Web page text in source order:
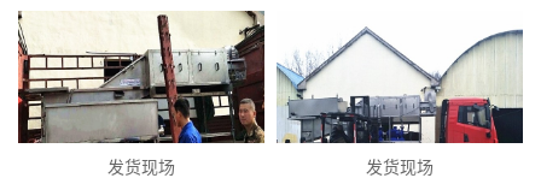
发货现场 发货现场